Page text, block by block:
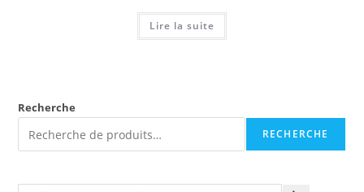
Lire la suite
Recherche
RECHERCHE